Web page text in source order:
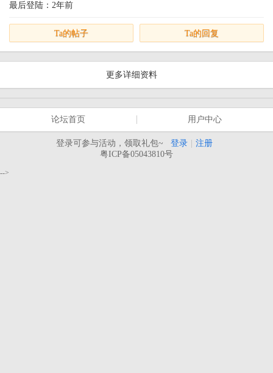
最后登陆：2年前
Ta的帖子 Ta的回复
更多详细资料
论坛首页 用户中心
登录可参与活动，领取礼包~ 登录
注册
粤ICP备05043810号
-->